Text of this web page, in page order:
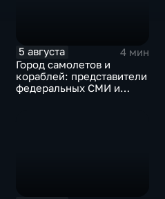
5 августа
4 мин
Город самолетов и
кораблей: представители
федеральных СМИ и